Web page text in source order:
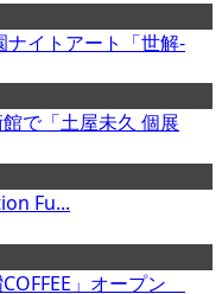
イトアート「世解-
で「土屋未久 個展
Fu...
」オープン